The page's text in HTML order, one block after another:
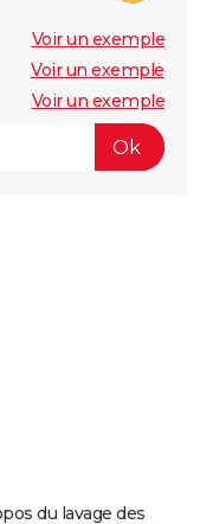
Voir un exemple
Voir un exemple
Voir un exemple
du lavage des